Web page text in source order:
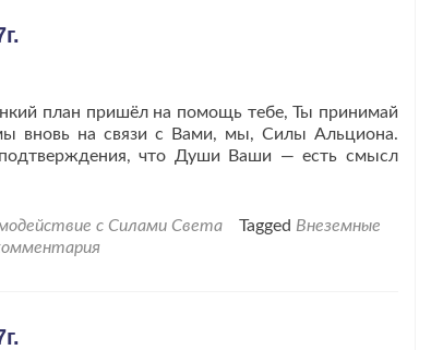
план пришёл на помощь тебе, Ты принимай
вновь на связи с Вами, мы, Силы Альциона.
что Души Ваши — есть смысл
с Силами Света Tagged Внеземные